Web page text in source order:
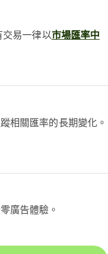
交易一律以市場匯率中
相關匯率的長期變化。
廣告體驗。